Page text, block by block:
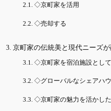
◇京町家を活用
◇売却する
京町家の伝統美と現代ニーズ
◇京町家を宿泊施設とし
◇グローバルなシェアハ
◇京町家の魅力を活かし